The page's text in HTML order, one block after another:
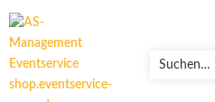
Eventservice
Search